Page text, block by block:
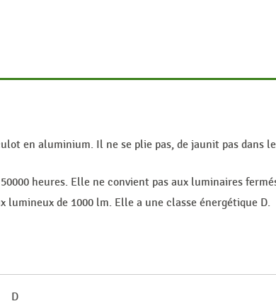
en aluminium. Il ne se plie pas, de jaunit pas
heures. Elle ne convient pas aux luminaires
de 1000 lm. Elle a une classe énergétique D.
D